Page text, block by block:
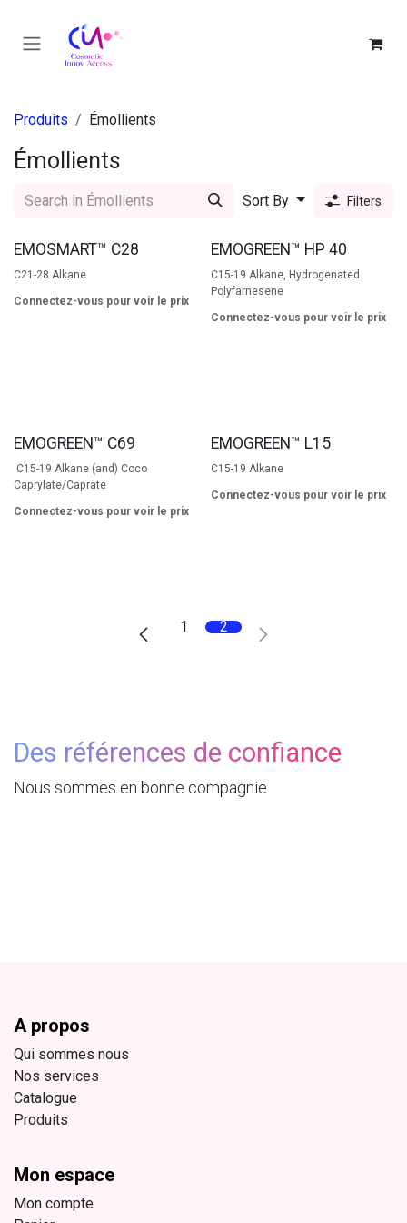
Produits Émollients
Émollients
Sort By Filters
EMOSMART™ C28
C21-28 Alkane
Connectez-vous pour voir le prix
EMOGREEN™ HP 40
C15-19 Alkane, Hydrogenated
Polyfarnesene
Connectez-vous pour voir le prix
EMOGREEN™ C69
C15-19 Alkane (and) Coco
Caprylate/Caprate
Connectez-vous pour voir le prix
EMOGREEN™ L15
C15-19 Alkane
Connectez-vous pour voir le prix
1 2
Des références de confiance
Nous sommes en bonne compagnie.
A propos
Qui sommes nous
Nos services
Catalogue
Produits
Mon espace
Mon compte